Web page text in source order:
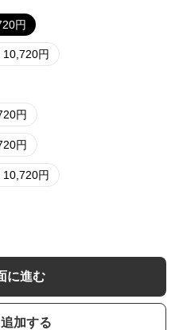
円
10,720円
円
円
10,720円
に進む
加する